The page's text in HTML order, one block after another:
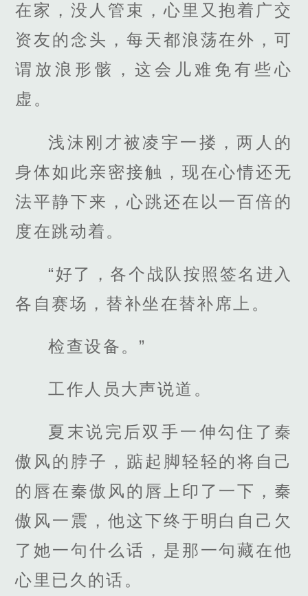
在家，没人管束，心里又抱着广交
资友的念头，每天都浪荡在外，可
谓放浪形骸，这会儿难免有些心
虚。
浅沫刚才被凌宇一搂，两人的
身体如此亲密接触，现在心情还无
法平静下来，心跳还在以一百倍的
度在跳动着。
“好了，各个战队按照签名进入
各自赛场，替补坐在替补席上。
检查设备。”
工作人员大声说道。
夏末说完后双手一伸勾住了秦
傲风的脖子，踮起脚轻轻的将自己
的唇在秦傲风的唇上印了一下，秦
傲风一震，他这下终于明白自己欠
了她一句什么话，是那一句藏在他
心里已久的话。